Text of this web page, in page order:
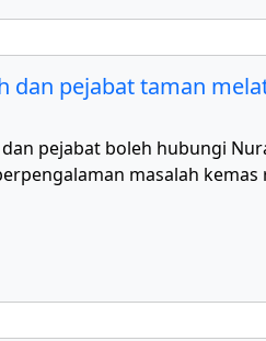
dan pejabat taman
pejabat boleh hubungi
masalah